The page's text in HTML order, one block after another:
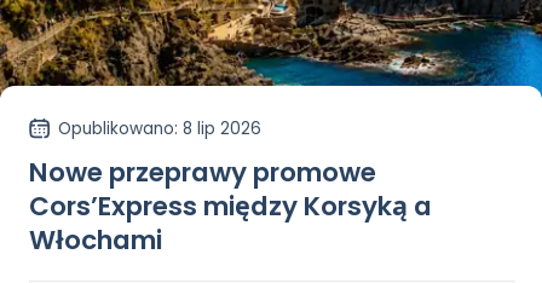
Opublikowano: 8 lip 2026
Nowe przeprawy promowe
Cors’Express między Korsyką a
Włochami